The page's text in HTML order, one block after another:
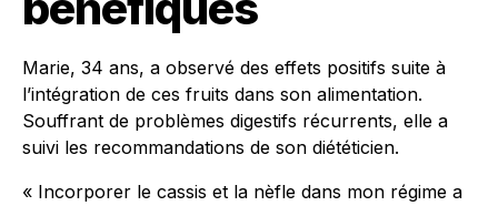
Marie, 34 ans, a observé des effets positifs suite à
l’intégration de ces fruits dans son alimentation.
Souffrant de problèmes digestifs récurrents, elle a
suivi les recommandations de son diététicien.
« Incorporer le cassis et la nèfle dans mon régime a